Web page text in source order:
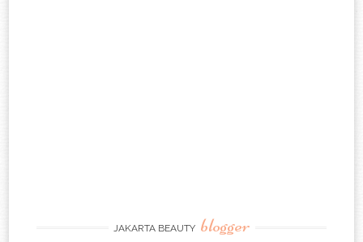
JAKARTA BEAUTY blogger